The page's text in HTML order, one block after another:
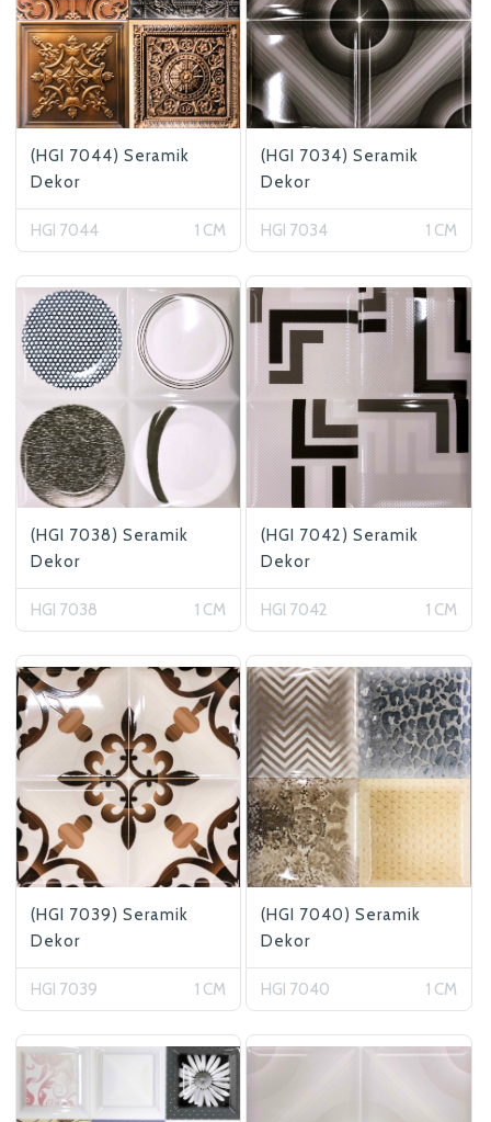
(HGI 7044) Seramik
Dekor
HGI 7044 1 CM
(HGI 7034) Seramik
Dekor
HGI 7034 1 CM
(HGI 7038) Seramik
Dekor
HGI 7038 1 CM
(HGI 7042) Seramik
Dekor
HGI 7042 1 CM
(HGI 7039) Seramik
Dekor
HGI 7039 1 CM
(HGI 7040) Seramik
Dekor
HGI 7040 1 CM
Betaş Cam Mozaik
Betaş Cam Mozik olarak tam zamanlı
meslektaşlar arıyoruz. Özgeçmişlerinizi
gönderdikten sonra tarafımıza bilgi
vermeniz faydalı olacaktır.
Özgeçmişlerinizi yandaki formdan
bizlere ulaştırabilirsiniz. Bizi tercih
ettiğiniz için teşekkür ederiz.